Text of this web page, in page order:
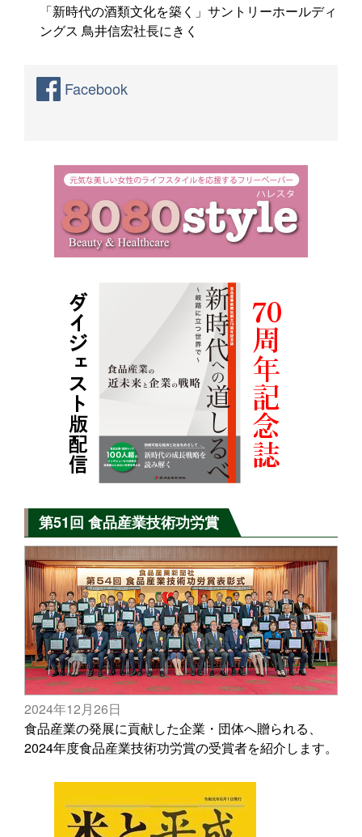
「新時代の酒類文化を築く」サントリーホールディ
ングス 鳥井信宏社長にきく
Facebook
第51回 食品産業技術功労賞
2024年12月26日
食品産業の発展に貢献した企業・団体へ贈られる、
2024年度食品産業技術功労賞の受賞者を紹介します。